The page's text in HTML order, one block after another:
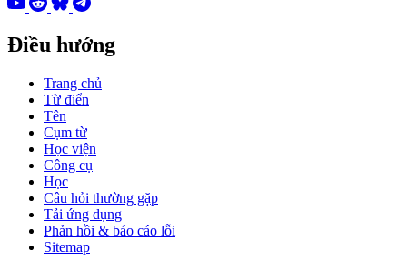
Điều hướng
Trang chủ
Từ điển
Tên
Cụm từ
Học viện
Công cụ
Học
Câu hỏi thường gặp
Tải ứng dụng
Phản hồi & báo cáo lỗi
Sitemap